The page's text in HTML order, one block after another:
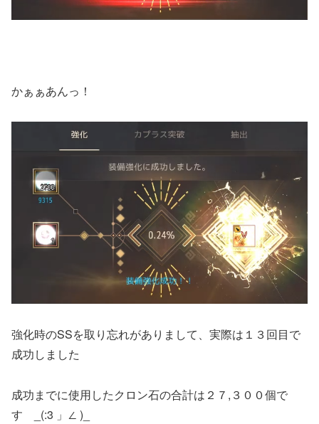
かぁぁあんっ！
強化時のSSを取り忘れがありまして、実際は１３回目で
成功しました
成功までに使用したクロン石の合計は２７,３００個で
す _(:3 」∠ )_